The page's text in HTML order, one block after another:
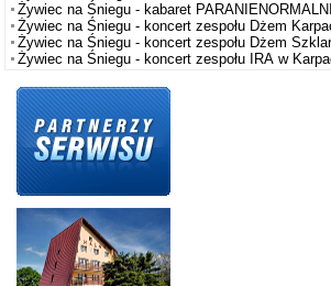
Żywiec na Śniegu - kabaret PARANIENORMALNI
Żywiec na Śniegu - koncert zespołu Dżem
Żywiec na Śniegu - koncert zespołu Dżem
Żywiec na Śniegu - koncert zespołu IRA w